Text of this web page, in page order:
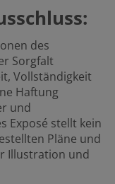
des
Sorgfalt
Vollständigkeit
Haftung
und
Exposé stellt kein
Pläne und
Illustration und